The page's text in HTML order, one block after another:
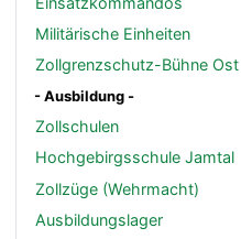
Militärische Einheiten
Zollgrenzschutz-Bühne Ost
- Ausbildung -
Zollschulen
Hochgebirgsschule Jamtal
Zollzüge (Wehrmacht)
Ausbildungslager